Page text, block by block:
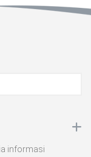
informasi